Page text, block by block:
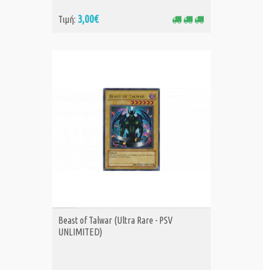
Τιμή: 3,00€
ΑΓΟΡΑ
Beast of Talwar (Ultra Rare - PSV
UNLIMITED)